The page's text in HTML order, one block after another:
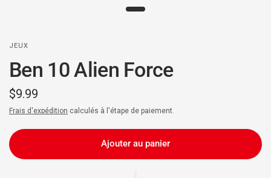
JEUX
Ben 10 Alien Force
$9.99
Frais d'expédition calculés à l'étape de paiement.
Ajouter au panier